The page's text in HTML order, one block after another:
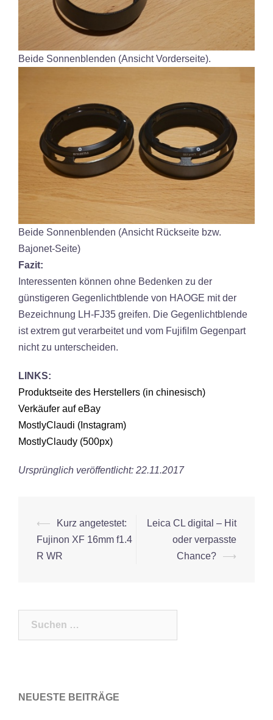
Beide Sonnenblenden (Ansicht Vorderseite).
Beide Sonnenblenden (Ansicht Rückseite bzw.
Bajonet-Seite)
Fazit:
Interessenten können ohne Bedenken zu der
günstigeren Gegenlichtblende von HAOGE mit der
Bezeichnung LH-FJ35 greifen. Die Gegenlichtblende
ist extrem gut verarbeitet und vom Fujifilm Gegenpart
nicht zu unterscheiden.
LINKS:
Produktseite des Herstellers (in chinesisch)
Verkäufer auf eBay
MostlyClaudi (Instagram)
MostlyClaudy (500px)
Ursprünglich veröffentlicht: 22.11.2017
Beitrags-
Navigation
⟵
Kurz angetestet:
Fujinon XF 16mm f1.4
R WR
Leica CL digital – Hit
oder verpasste
Chance?
⟶
NEUESTE BEITRÄGE